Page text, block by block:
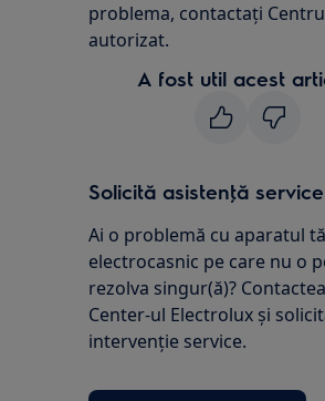
problema, contactați
autorizat.
A fost util acest
Solicită asistenţă service
Ai o problemă cu aparatul
electrocasnic pe care nu o
rezolva singur(ă)?
Center-ul Electrolux și
intervenţie service.